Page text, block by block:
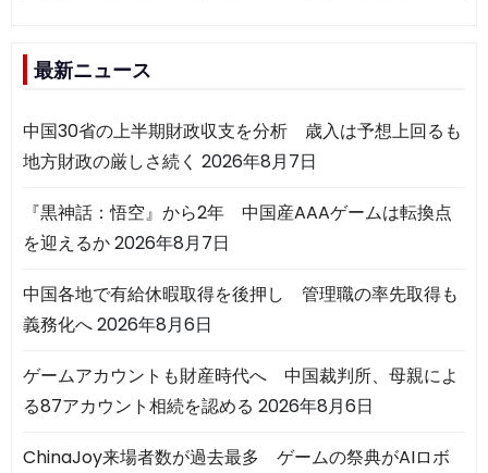
最新ニュース
中国30省の上半期財政収支を分析 歳入は予想上回るも
地方財政の厳しさ続く 2026年8月7日
『黒神話：悟空』から2年 中国産AAAゲームは転換点
を迎えるか2026年8月7日
中国各地で有給休暇取得を後押し 管理職の率先取得も
義務化へ2026年8月6日
ゲームアカウントも財産時代へ 中国裁判所、母親によ
る87アカウント相続を認める 2026年8月6日
ChinaJoy来場者数が過去最多 ゲームの祭典がAIロボ